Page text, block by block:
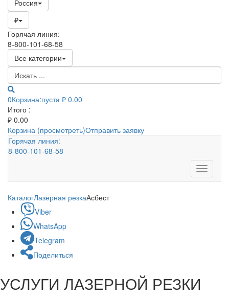
Россия
₽
Горячая линия:
8-800-101-68-58
Все категории
0Корзина:пуста ₽ 0.00
Итого :
₽ 0.00
Корзина (просмотреть)Отправить заявку
Горячая линия:
8-800-101-68-58
Toggle
КаталогЛазерная резкаАсбест
Viber
WhatsApp
Telegram
Поделиться
УСЛУГИ ЛАЗЕРНОЙ РЕЗКИ